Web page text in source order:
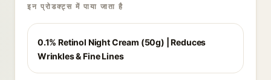
इन प्रोडक्ट्स में पाया जाता है
0.1% Retinol Night Cream (50g) | Reduces
Wrinkles & Fine Lines